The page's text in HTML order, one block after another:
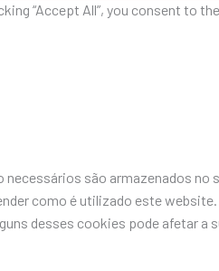
“Accept All”, you consent to
são armazenados no
como é utilizado este
desses cookies pode afetar a